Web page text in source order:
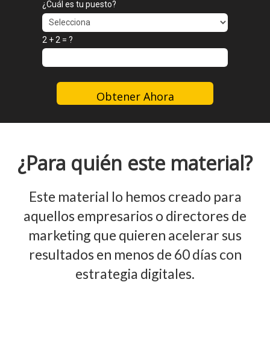
¿Cuál es tu puesto?
2 + 2 = ?
Obtener Ahora
¿Para quién este material?
Este material lo hemos creado para
aquellos empresarios o directores de
marketing que quieren acelerar sus
resultados en menos de 60 días con
estrategia digitales.